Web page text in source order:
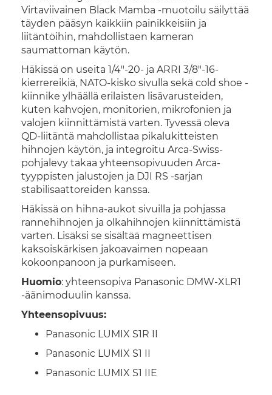
Virtaviivainen Black Mamba -muotoilu säilyttää
täyden pääsyn kaikkiin painikkeisiin ja
liitäntöihin, mahdollistaen kameran
saumattoman käytön.
Häkissä on useita 1/4"-20- ja ARRI 3/8"-16-
kierrereikiä, NATO-kisko sivulla sekä cold shoe -
kiinnike ylhäällä erilaisten lisävarusteiden,
kuten kahvojen, monitorien, mikrofonien ja
valojen kiinnittämistä varten. Tyvessä oleva
QD-liitäntä mahdollistaa pikalukitteisten
hihnojen käytön, ja integroitu Arca-Swiss-
pohjalevy takaa yhteensopivuuden Arca-
tyyppisten jalustojen ja DJI RS -sarjan
stabilisaattoreiden kanssa.
Häkissä on hihna-aukot sivuilla ja pohjassa
rannehihnojen ja olkahihnojen kiinnittämistä
varten. Lisäksi se sisältää magneettisen
kaksoiskärkisen jakoavaimen nopeaan
kokoonpanoon ja purkamiseen.
Huomio: yhteensopiva Panasonic DMW-XLR1
-äänimoduulin kanssa.
Yhteensopivuus:
Panasonic LUMIX S1R II
Panasonic LUMIX S1 II
Panasonic LUMIX S1 IIE